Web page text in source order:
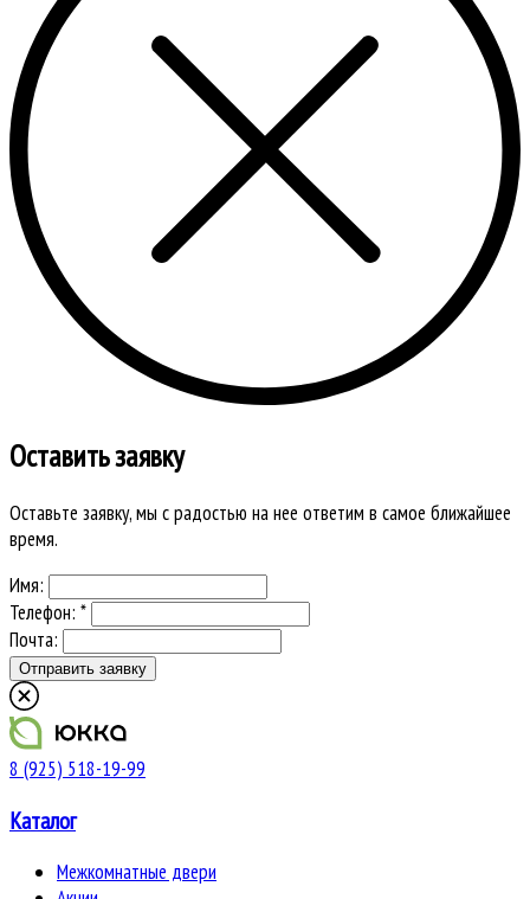
Оставить заявку
Оставьте заявку, мы с радостью на нее ответим в самое ближайшее
время.
Имя:
Телефон: *
Почта:
8 (925) 518-19-99
Каталог
Межкомнатные двери